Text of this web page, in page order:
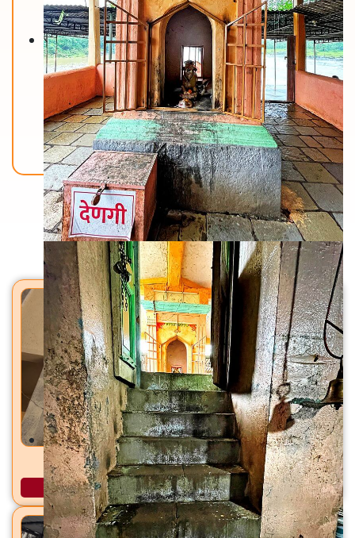
Back To Home
मंदिरे
कालीबाडी माता मंदिर वर्तकनगर, ठाणे (पश्चिम), जि. ठाणे
अधिक माहिती